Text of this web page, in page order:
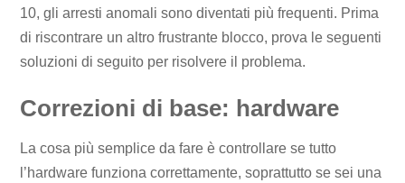
10, gli arresti anomali sono diventati più frequenti. Prima
di riscontrare un altro frustrante blocco, prova le seguenti
soluzioni di seguito per risolvere il problema.
Correzioni di base: hardware
La cosa più semplice da fare è controllare se tutto
l’hardware funziona correttamente, soprattutto se sei una